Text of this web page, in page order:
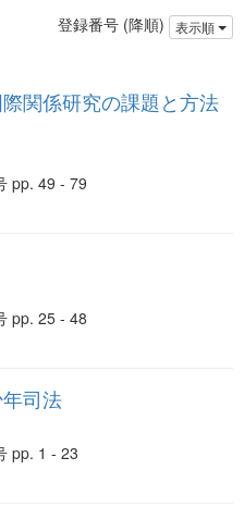
登録番号 (降順) 表示順
関係研究の課題と方法
pp. 49 - 79
pp. 25 - 48
司法
pp. 1 - 23